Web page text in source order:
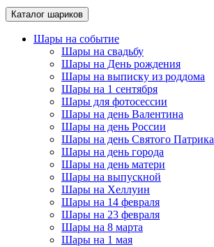
Каталог шариков
Шары на событие
Шары на свадьбу
Шары на День рождения
Шары на выписку из роддома
Шары на 1 сентября
Шары для фотосессии
Шары на день Валентина
Шары на день России
Шары на день Святого Патрика
Шары на день города
Шары на день матери
Шары на выпускной
Шары на Хеллуин
Шары на 14 февраля
Шары на 23 февраля
Шары на 8 марта
Шары на 1 мая